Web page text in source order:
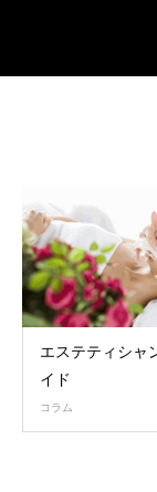
エステティシャ
イド
コラム